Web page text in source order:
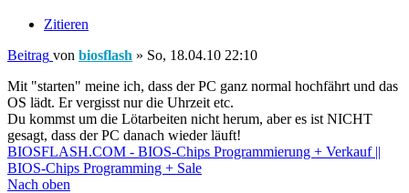
Zitieren
Beitrag von biosflash » So, 18.04.10 22:10
Mit "starten" meine ich, dass der PC ganz normal hochfährt und das
OS lädt. Er vergisst nur die Uhrzeit etc.
Du kommst um die Lötarbeiten nicht herum, aber es ist NICHT
gesagt, dass der PC danach wieder läuft!
BIOSFLASH.COM - BIOS-Chips Programmierung + Verkauf ||
BIOS-Chips Programming + Sale
Nach oben